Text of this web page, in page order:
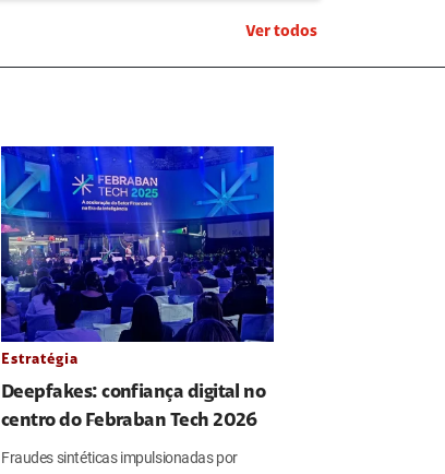
Ver todos
Estratégia
Deepfakes: confiança digital no
centro do Febraban Tech 2026
Fraudes sintéticas impulsionadas por